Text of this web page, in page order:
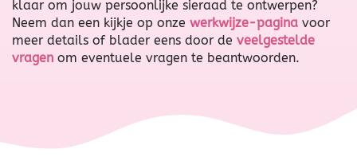
klaar om jouw persoonlijke sieraad te ontwerpen?
Neem dan een kijkje op onze werkwijze-pagina voor
meer details of blader eens door de veelgestelde
vragen om eventuele vragen te beantwoorden.